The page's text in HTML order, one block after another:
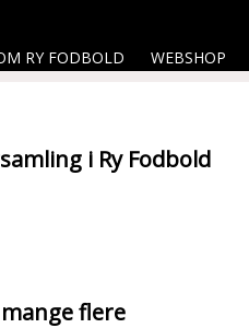
RY FODBOLD WEBSHOP
i Ry Fodbold
flere